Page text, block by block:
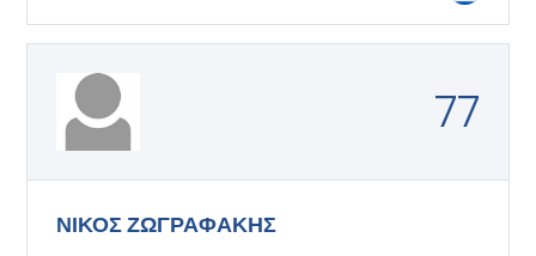
77
ΝΙΚΟΣ ΖΩΓΡΑΦΑΚΗΣ